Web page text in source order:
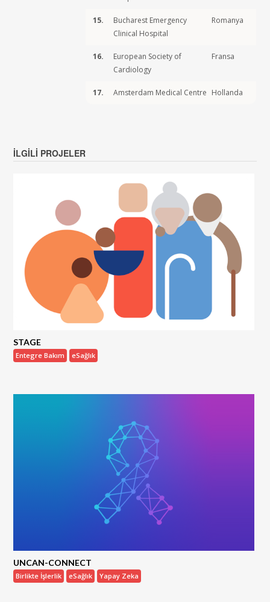
15.
Bucharest Emergency
Clinical Hospital
Romanya
16.
European Society of
Cardiology
Fransa
17. Amsterdam Medical Centre Hollanda
İLGILI PROJELER
STAGE
Entegre Bakım eSağlık
UNCAN-CONNECT
Birlikte İşlerlik eSağlık Yapay Zeka